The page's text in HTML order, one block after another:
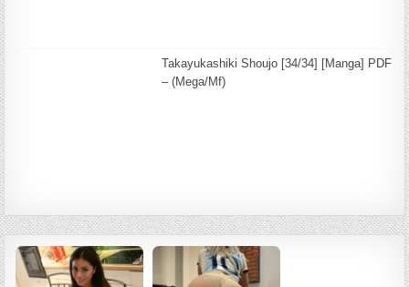
Takayukashiki Shoujo [34/34] [Manga] PDF
– (Mega/Mf)